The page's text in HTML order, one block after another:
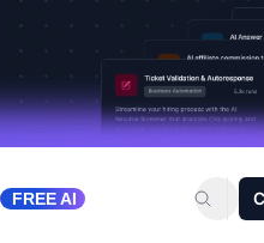
FREE AI